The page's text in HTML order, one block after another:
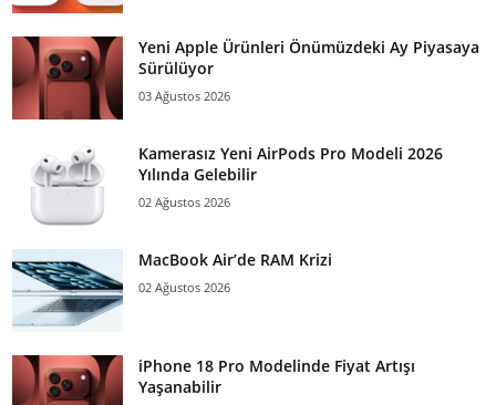
Yeni Apple Ürünleri Önümüzdeki Ay Piyasaya
Sürülüyor
03 Ağustos 2026
Kamerasız Yeni AirPods Pro Modeli 2026
Yılında Gelebilir
02 Ağustos 2026
MacBook Air’de RAM Krizi
02 Ağustos 2026
iPhone 18 Pro Modelinde Fiyat Artışı
Yaşanabilir